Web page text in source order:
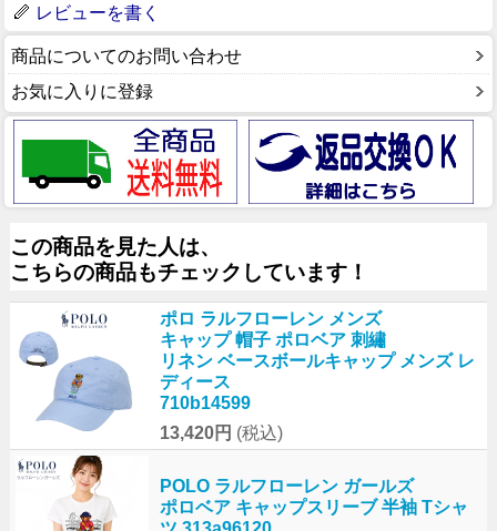
レビューを書く
商品についてのお問い合わせ
お気に入りに登録
この商品を見た人は、
こちらの商品もチェックしています！
ポロ ラルフローレン メンズ
キャップ 帽子 ポロベア 刺繡
リネン ベースボールキャップ メンズ レ
ディース
710b14599
13,420円 (税込)
POLO ラルフローレン ガールズ
ポロベア キャップスリーブ 半袖 Tシャ